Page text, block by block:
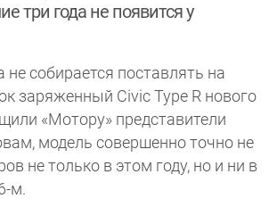
три года не появится у
собирается поставлять на
заряженный Civic Type R нового
«Мотору» представители
модель совершенно точно не
не только в этом году, но и ни в
м.